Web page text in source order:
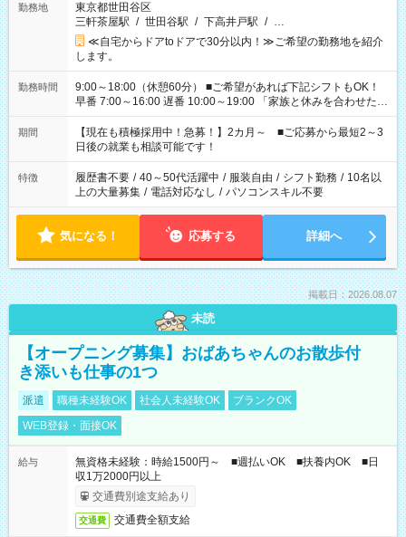
勤務地
東京都世田谷区
三軒茶屋駅 / 世田谷駅 / 下高井戸駅 / …
≪自宅からドアtoドアで30分以内！≫ご希望の勤務地を紹介
します。
勤務時間
9:00～18:00（休憩60分） ■ご希望があれば下記シフトもOK！
早番 7:00～16:00 遅番 10:00～19:00 「家族と休みを合わせた
い」 「余裕を持って夕飯の準備がしたい」 「できれば残業はし
たくない」 など、ご希望を教えてくださいね。 ※Wワーク希望
の方へ 今ご覧のお仕事で希望する勤務時間と、もう1つのお仕事
の勤務時間。 合計で週40時間を超える場合は応募できません。
期間
【現在も積極採用中！急募！】2カ月～ ■ご応募から最短2～3
日後の就業も相談可能です！
特徴 履歴書不要 / 40～50代活躍中 / 服装自由 / シフト勤務 / 10名以
上の大量募集 / 電話対応なし / パソコンスキル不要
気になる！ 応募する 詳細へ
掲載日：2026.08.07
未読
【オープニング募集】おばあちゃんのお散歩付
き添いも仕事の1つ
派遣 職種未経験OK 社会人未経験OK
ブランクOK
WEB登録・面接OK
給与
無資格未経験：時給1500円～ ■週払いOK ■扶養内OK ■日
収1万2000円以上
交通費別途支給あり
交通費 交通費全額支給